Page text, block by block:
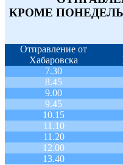
КРОМЕ
Отправление от
Хабаровска
7.30
8.45
9.00
9.45
10.15
11.10
11.20
12.00
13.40